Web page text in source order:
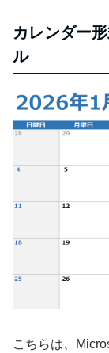
カレンダー
ル
こちらは、